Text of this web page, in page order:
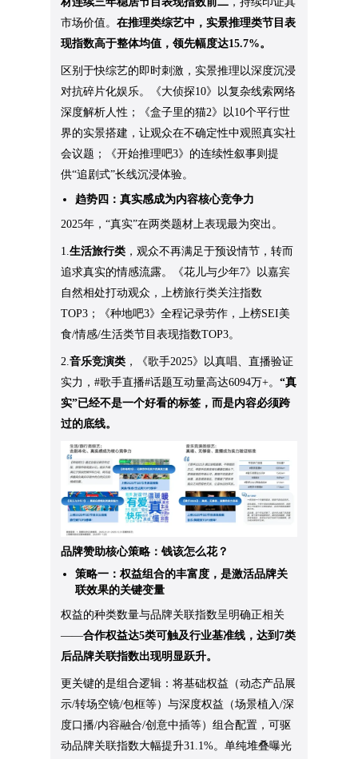
市场价值。在推理类综艺中，实景推理类节目表
现指数高于整体均值，领先幅度达15.7%。
区别于快综艺的即时刺激，实景推理以深度沉浸
对抗碎片化娱乐。《大侦探10》以复杂线索网络
深度解析人性；《盒子里的猫2》以10个平行世
界的实景搭建，让观众在不确定性中观照真实社
会议题；《开始推理吧3》的连续性叙事则提
供“追剧式”长线沉浸体验。
趋势四：真实感成为内容核心竞争力
2025年，“真实”在两类题材上表现最为突出。
1.生活旅行类 ，观众不再满足于预设情节，转而
追求真实的情感流露。《花儿与少年7》以嘉宾
自然相处打动观众，上榜旅行类关注指数
TOP3；《种地吧3》全程记录劳作，上榜SEI美
食/情感/生活类节目表现指数TOP3。
2.音乐竞演类 ，《歌手2025》以真唱、直播验证
实力，#歌手直播#话题互动量高达6094万+。“真
实”已经不是一个好看的标签，而是内容必须跨
过的底线。
品牌赞助核心策略：钱该怎么花？
策略一：权益组合的丰富度，是激活品牌关
联效果的关键变量
权益的种类数量与品牌关联指数呈明确正相关
——合作权益达5类可触及行业基准线，达到7类
后品牌关联指数出现明显跃升。
更关键的是组合逻辑：将基础权益（动态产品展
示/转场空镜/包框等）与深度权益（场景植入/深
度口播/内容融合/创意中插等）组合配置，可驱
动品牌关联指数大幅提升31.1%。单纯堆叠曝光